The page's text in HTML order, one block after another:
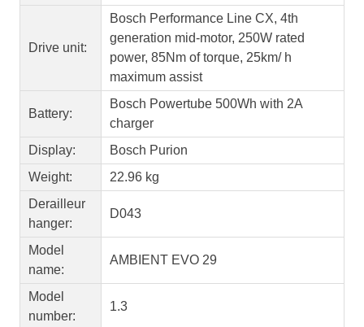
Drive unit:
Bosch Performance Line CX, 4th
generation mid-motor, 250W rated
power, 85Nm of torque, 25km/ h
maximum assist
Battery:
Bosch Powertube 500Wh with 2A
charger
Display:
Bosch Purion
Weight:
22.96 kg
Derailleur
hanger:
D043
Model
name:
AMBIENT EVO 29
Model
number:
1.3